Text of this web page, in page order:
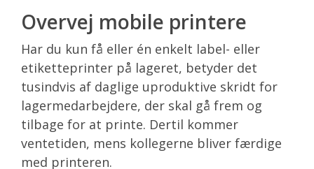
Overvej mobile printere
Har du kun få eller én enkelt label- eller
etiketteprinter på lageret, betyder det
tusindvis af daglige uproduktive skridt for
lagermedarbejdere, der skal gå frem og
tilbage for at printe. Dertil kommer
ventetiden, mens kollegerne bliver færdige
med printeren.